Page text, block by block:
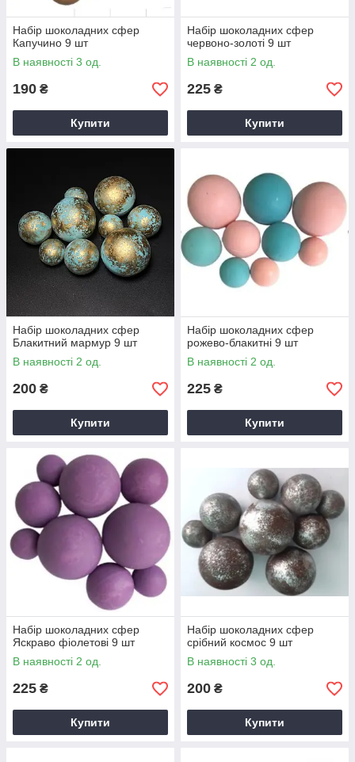
Набір шоколадних сфер
Капучино 9 шт
В наявності 3 од.
190 ₴
Купити
Набір шоколадних сфер
червоно-золоті 9 шт
В наявності 2 од.
225 ₴
Купити
Набір шоколадних сфер
Блакитний мармур 9 шт
В наявності 2 од.
200 ₴
Купити
Набір шоколадних сфер
рожево-блакитні 9 шт
В наявності 2 од.
225 ₴
Купити
Набір шоколадних сфер
Яскраво фіолетові 9 шт
В наявності 2 од.
225 ₴
Купити
Набір шоколадних сфер
срібний космос 9 шт
В наявності 3 од.
200 ₴
Купити